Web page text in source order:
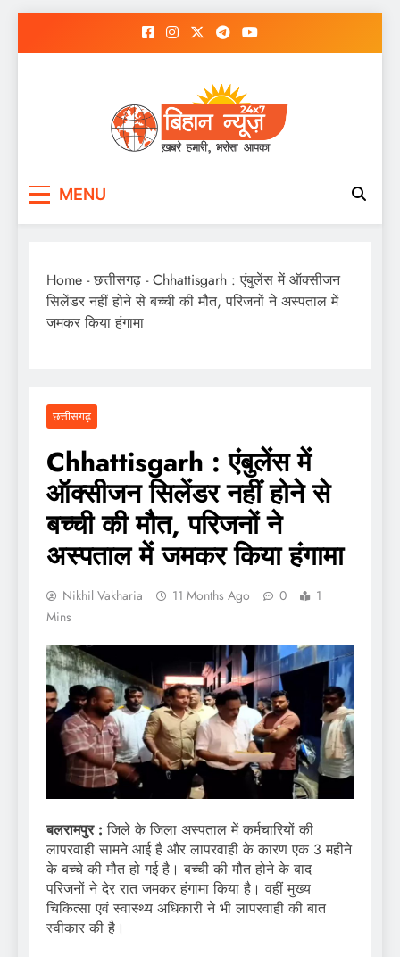
MENU
Home -छत्तीसगढ़ -Chhattisgarh : एंबुलेंस में ऑक्सीजन
सिलेंडर नहीं होने से बच्ची की मौत, परिजनों ने अस्पताल में
जमकर किया हंगामा
छत्तीसगढ़
Chhattisgarh : एंबुलेंस में
ऑक्सीजन सिलेंडर नहीं होने से
बच्ची की मौत, परिजनों ने
अस्पताल में जमकर किया हंगामा
Nikhil Vakharia 11 Months Ago 0
1
Mins
बलरामपुर : जिले के जिला अस्पताल में कर्मचारियों की
लापरवाही सामने आई है और लापरवाही के कारण एक 3 महीने
के बच्चे की मौत हो गई है। बच्ची की मौत होने के बाद
परिजनों ने देर रात जमकर हंगामा किया है। वहीं मुख्य
चिकित्सा एवं स्वास्थ्य अधिकारी ने भी लापरवाही की बात
स्वीकार की है।